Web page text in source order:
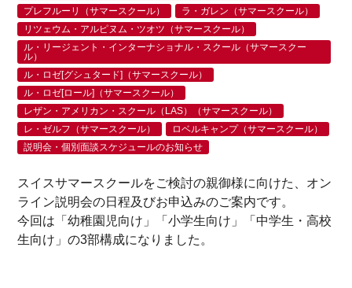
プレフルーリ（サマースクール）
ラ・ガレン（サマースクール）
リツェウム・アルピヌム・ツオツ（サマースクール）
ル・リージェント・インターナショナル・スクール（サマースクー
ル）
ル・ロゼ[グシュタード]（サマースクール）
ル・ロゼ[ロール]（サマースクール）
レザン・アメリカン・スクール（LAS）（サマースクール）
レ・ゼルフ（サマースクール）
ロベルキャンプ（サマースクール）
説明会・個別面談スケジュールのお知らせ
スイスサマースクールをご検討の親御様に向けた、オン
ライン説明会の日程及びお申込みのご案内です。
今回は「幼稚園児向け」「小学生向け」「中学生・高校
生向け」の3部構成になりました。